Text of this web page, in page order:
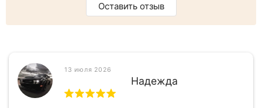
Оставить отзыв
13 июля 2026
Надежда